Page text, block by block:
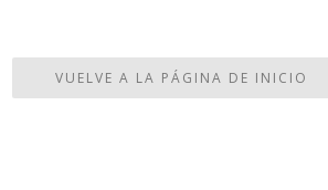
VUELVE A LA PÁGINA DE INICIO